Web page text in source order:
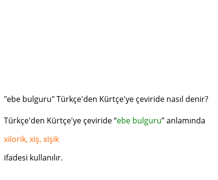
"ebe bulguru" Türkçe'den Kürtçe'ye çeviride nasıl denir?
Türkçe'den Kürtçe'ye çeviride “ebe bulguru” anlamında
xilorik, xiş, xişik
ifadesi kullanılır.